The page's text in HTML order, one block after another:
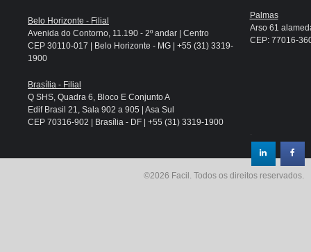
Belo Horizonte - Filial
Avenida do Contorno, 11.190 - 2º andar | Centro
CEP 30110-017 | Belo Horizonte - MG | +55 (31) 3319-
1900
Brasília - Filial
Q SHS, Quadra 6, Bloco E Conjunto A
Edif Brasil 21, Sala 902 a 905 | Asa Sul
CEP 70316-902 | Brasília - DF | +55 (31) 3319-1900
Palmas
Arso 61
CEP: 77016-
.
©2026 Facil. Todos os direitos reservados.